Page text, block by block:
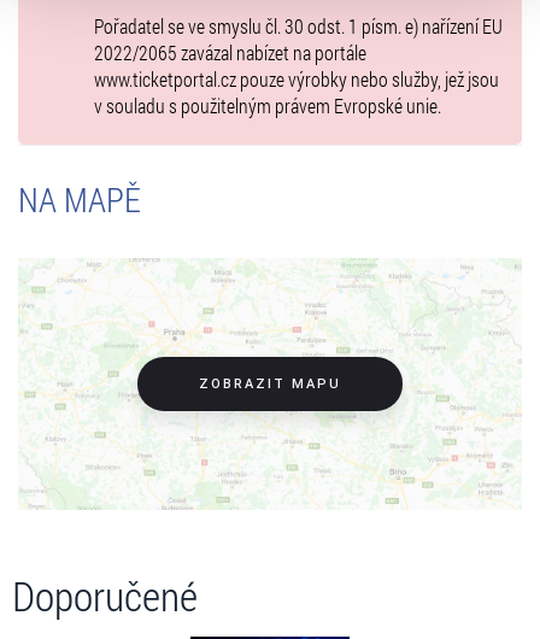
„Cookies a jejich nastavení“.
Délka představení: 1 hod. 30 min. včetně přestávky
Česká premiéra 21. a 24.1. 2002, Branické divadlo, Praha
Pořadatel se ve smyslu čl. 30 odst. 1 písm. e) nařízení EU
2022/2065 zavázal nabízet na portále
www.ticketportal.cz pouze výrobky nebo služby, jež jsou
v souladu s použitelným právem Evropské unie.
NA MAPĚ
ZOBRAZIT MAPU
Doporučené